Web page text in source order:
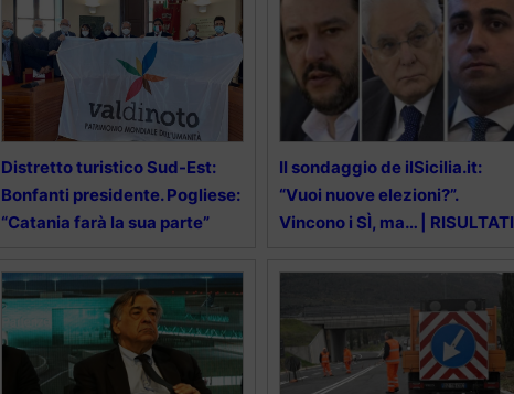
Distretto turistico Sud-Est:
Bonfanti presidente. Pogliese:
“Catania farà la sua parte”
Il sondaggio de ilSicilia.it:
“Vuoi nuove elezioni?”.
Vincono i SÌ, ma… | RISULTATI